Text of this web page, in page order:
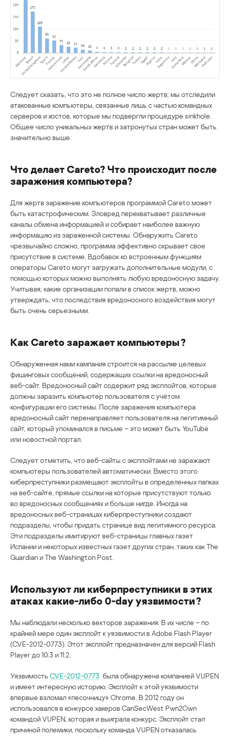
Следует сказать, что это не полное число жертв; мы отследили
атакованные компьютеры, связанные лишь с частью командных
серверов и хостов, которые мы подвергли процедуре sinkhole.
Общее число уникальных жертв и затронутых стран может быть
значительно выше.
Что делает Careto? Что происходит после
заражения компьютера?
Для жертв заражение компьютеров программой Careto может
быть катастрофическим. Зловред перехватывает различные
каналы обмена информацией и собирает наиболее важную
информацию из зараженной системы. Обнаружить Careto
чрезвычайно сложно, программа эффективно скрывает свое
присутствие в системе. Вдобавок ко встроенным функциям
операторы Careto могут загружать дополнительные модули, с
помощью которых можно выполнять любую вредоносную задачу.
Учитывая, какие организации попали в список жертв, можно
утверждать, что последствия вредоносного воздействия могут
быть очень серьезными.
Как Careto заражает компьютеры?
Обнаруженная нами кампания строится на рассылке целевых
фишинговых сообщений, содержащих ссылки на вредоносный
веб-сайт. Вредоносный сайт содержит ряд эксплойтов, которые
должны заразить компьютер пользователя с учётом
конфигурации его системы. После заражения компьютера
вредоносный сайт перенаправляет пользователя на легитимный
сайт, который упоминался в письме – это может быть YouTube
или новостной портал.
Следует отметить, что веб-сайты с эксплойтами не заражают
компьютеры пользователей автоматически. Вместо этого
киберпреступники размещают эксплойты в определенных папках
на веб-сайте, прямые ссылки на которые присутствуют только
во вредоносных сообщениях и больше нигде. Иногда на
вредоносных веб-страницах киберпреступники создают
подразделы, чтобы придать странице вид легитимного ресурса.
Эти подразделы имитируют веб-страницы главных газет
Испании и некоторых известных газет других стран, таких как The
Guardian и The Washington Post.
Используют ли киберпреступники в этих
атаках какие-либо 0-day уязвимости?
Мы наблюдали несколько векторов заражения. В их числе – по
крайней мере один эксплойт к уязвимости в Adobe Flash Player
(CVE-2012-0773). Этот эксплойт предназначен для версий Flash
Player до 10.3 и 11.2.
Уязвимость CVE-2012-0773 была обнаружена компанией VUPEN
и имеет интересную историю. Эксплойт к этой уязвимости
впервые взломал «песочницу» Chrome. В 2012 году он
использовался в конкурсе хакеров CanSecWest Pwn2Own
командой VUPEN, которая и выиграла конкурс. Эксплойт стал
причиной полемики, поскольку команда VUPEN отказалась